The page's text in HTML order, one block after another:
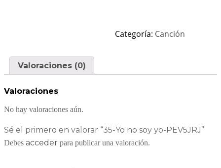
Categoría: Canción
Valoraciones (0)
Valoraciones
No hay valoraciones aún.
Sé el primero en valorar “35-Yo no soy yo-PEV5JRJ”
Debes acceder para publicar una valoración.